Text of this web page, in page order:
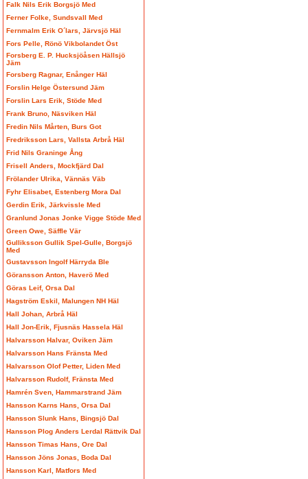
Falk Nils Erik Borgsjö Med
Ferner Folke, Sundsvall Med
Fernmalm Erik O´lars, Järvsjö Häl
Fors Pelle, Rönö Vikbolandet Öst
Forsberg E. P. Hucksjöåsen Hällsjö
Jäm
Forsberg Ragnar, Enånger Häl
Forslin Helge Östersund Jäm
Forslin Lars Erik, Stöde Med
Frank Bruno, Näsviken Häl
Fredin Nils Mårten, Burs Got
Fredriksson Lars, Vallsta Arbrå Häl
Frid Nils Graninge Ång
Frisell Anders, Mockfjärd Dal
Frölander Ulrika, Vännäs Väb
Fyhr Elisabet, Estenberg Mora Dal
Gerdin Erik, Järkvissle Med
Granlund Jonas Jonke Vigge Stöde Med
Green Owe, Säffle Vär
Gulliksson Gullik Spel-Gulle, Borgsjö
Med
Gustavsson Ingolf Härryda Ble
Göransson Anton, Haverö Med
Göras Leif, Orsa Dal
Hagström Eskil, Malungen NH Häl
Hall Johan, Arbrå Häl
Hall Jon-Erik, Fjusnäs Hassela Häl
Halvarsson Halvar, Oviken Jäm
Halvarsson Hans Fränsta Med
Halvarsson Olof Petter, Liden Med
Halvarsson Rudolf, Fränsta Med
Hamrén Sven, Hammarstrand Jäm
Hansson Karns Hans, Orsa Dal
Hansson Slunk Hans, Bingsjö Dal
Hansson Plog Anders Lerdal Rättvik Dal
Hansson Timas Hans, Ore Dal
Hansson Jöns Jonas, Boda Dal
Hansson Karl, Matfors Med